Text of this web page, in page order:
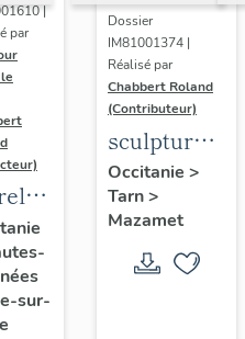
|
par
:
sur-
Dossier
IM81001374 |
Réalisé par
Chabbert Roland
(Contributeur)
sculpture :
La jeune
fille et
l'agneau
Occitanie >
Tarn>
Mazamet